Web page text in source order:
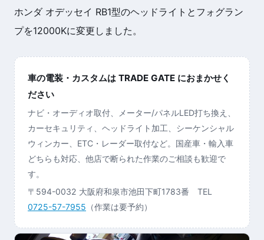
ホンダ オデッセイ RB1型のヘッドライトとフォグラン
プを12000Kに変更しました。
車の電装・カスタムは TRADE GATE におまかせく
ださい
ナビ・オーディオ取付、メーター/パネルLED打ち換え、
カーセキュリティ、ヘッドライト加工、シーケンシャル
ウィンカー、ETC・レーダー取付など。国産車・輸入車
どちらも対応、他店で断られた作業のご相談も歓迎で
す。
〒594-0032 大阪府和泉市池田下町1783番 TEL
0725-57-7955 （作業は要予約）